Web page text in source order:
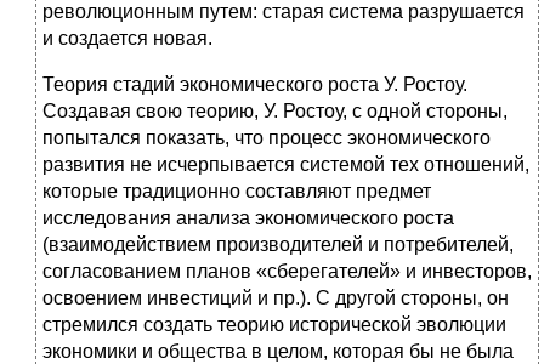
революционным путем: старая система разрушается
и создается новая.
Теория стадий экономического роста У. Ростоу.
Создавая свою теорию, У. Ростоу, с одной стороны,
попытался показать, что процесс экономического
развития не исчерпывается системой тех отношений,
которые традиционно составляют предмет
исследования анализа экономического роста
(взаимодействием производителей и потребителей,
согласованием планов «сберегателей» и инвесторов,
освоением инвестиций и пр.). С другой стороны, он
стремился создать теорию исторической эволюции
экономики и общества в целом, которая бы не была